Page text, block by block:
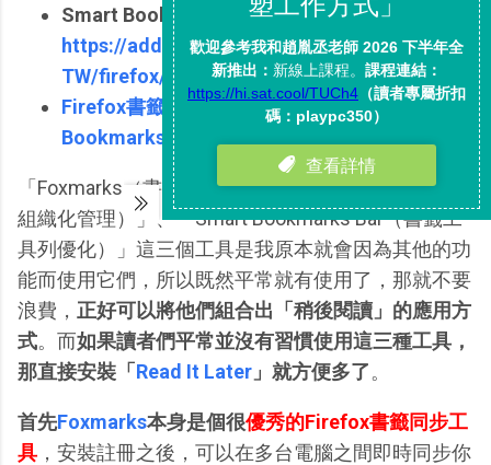
Smart Bookmarks Bar：
https://addons.mozilla.org/zh-
TW/firefox/addon/4072
Firefox書籤工具列改造套件---Smart
Bookmarks Bar
「Foxmarks（書籤同步）」、「Tab Kit（分頁標籤
組織化管理）」、「Smart Bookmarks Bar（書籤工
具列優化）」這三個工具是我原本就會因為其他的功
能而使用它們，所以既然平常就有使用了，那就不要
浪費， 正好可以將他們組合出「稍後閱讀」的應用方
式。而如果讀者們平常並沒有習慣使用這三種工具，
那直接安裝「 Read It Later 」就方便多了。
首先Foxmarks本身是個很優秀的Firefox書籤同步工
具 ，安裝註冊之後，可以在多台電腦之間即時同步你